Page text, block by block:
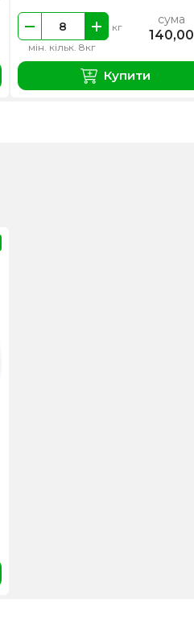
мін. кільк. 8кг
кг сума
140,00
Купити